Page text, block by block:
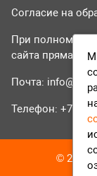
Согласие на
При полном или
сайта прямая
Почта:
Телефон: +7
© 2016-